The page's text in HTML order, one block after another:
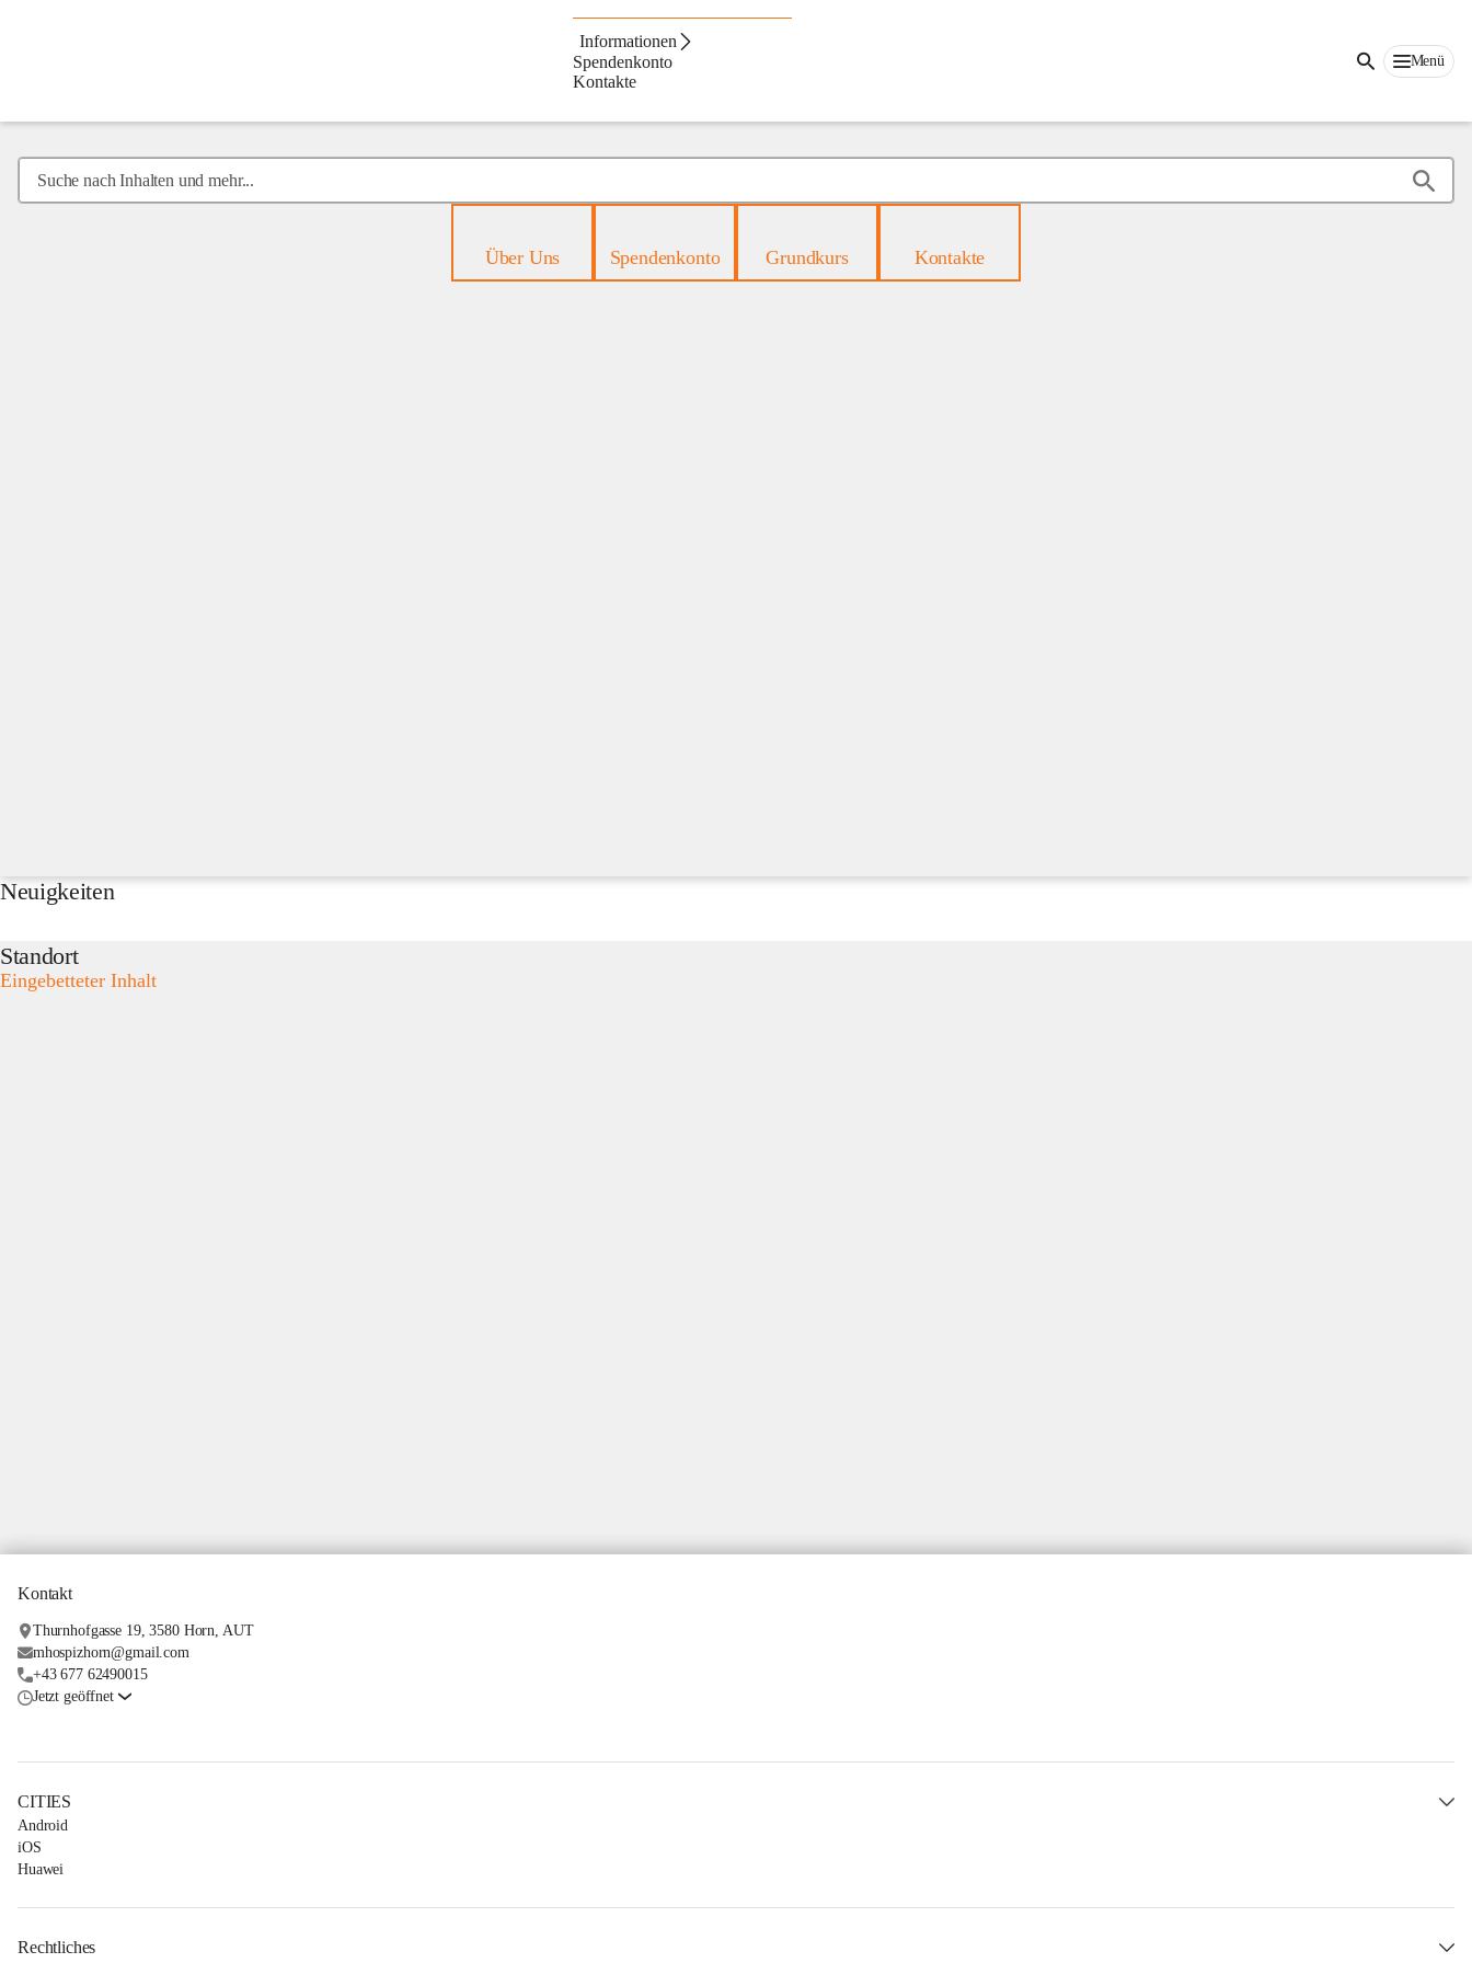
Informationen
Spendenkonto
Kontakte
Menü
Suche
nach
Über Uns Spendenkonto Grundkurs Kontakte
Neuigkeiten
Standort
Eingebetteter Inhalt
Kontakt
Thurnhofgasse 19, 3580 Horn, AUT
mhospizhorn@gmail.com
+43 677 62490015
Jetzt geöffnet
CITIES
Android
iOS
Huawei
Rechtliches